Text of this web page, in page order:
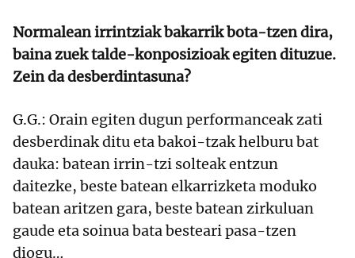
Normalean irrintziak bakarrik bota-tzen dira,
baina zuek talde-konposizioak egiten dituzue.
Zein da desberdintasuna?
G.G.: Orain egiten dugun performanceak zati
desberdinak ditu eta bakoi-tzak helburu bat
dauka: batean irrin-tzi solteak entzun
daitezke, beste batean elkarrizketa moduko
batean aritzen gara, beste batean zirkuluan
gaude eta soinua bata besteari pasa-tzen
diogu…